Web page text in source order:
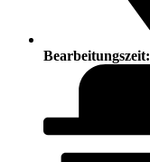
Bearbeitungszeit: